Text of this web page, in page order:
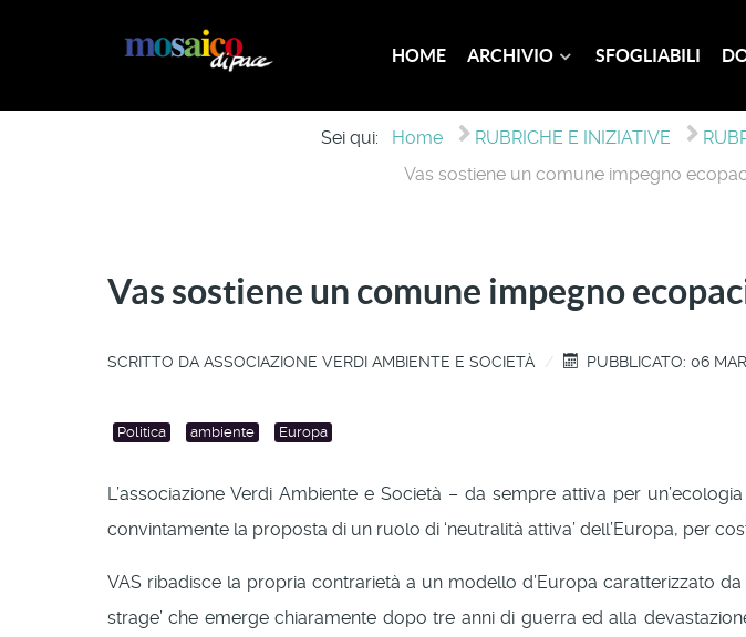
HOME ARCHIVIO SFOGLIABILI
Sei qui: Home RUBRICHE E INIZIATIVE
Vas sostiene un comune impegno
Vas sostiene un comune impegno
SCRITTO DA ASSOCIAZIONE VERDI AMBIENTE E SOCIETÀ PUBBLICATO: 06
Politica ambiente Europa
L’associazione Verdi Ambiente e Società – da sempre attiva per
convintamente la proposta di un ruolo di ‘neutralità attiva’ dell’Europa, per
VAS ribadisce la propria contrarietà a un modello d’Europa caratterizzato
strage’ che emerge chiaramente dopo tre anni di guerra ed alla